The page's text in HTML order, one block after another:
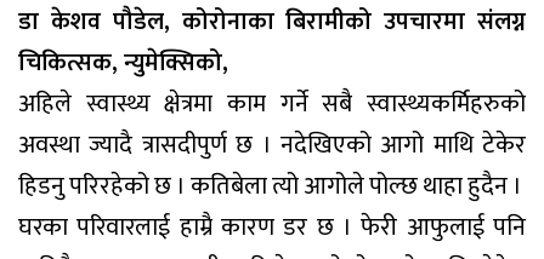
डा केशव पौडेल, कोरोनाका बिरामीको उपचारमा संलग्न
चिकित्सक, न्युमेक्सिको,
अहिले स्वास्थ्य क्षेत्रमा काम गर्ने सबै स्वास्थ्यकर्मिहरुको
अवस्था ज्यादै त्रासदीपुर्ण छ । नदेखिएको आगो माथि टेकेर
हिडनु परिरहेको छ । कतिबेला त्यो आगोले पोल्छ थाहा हुदैन ।
घरका परिवारलाई हाम्रै कारण डर छ । फेरी आफुलाई पनि